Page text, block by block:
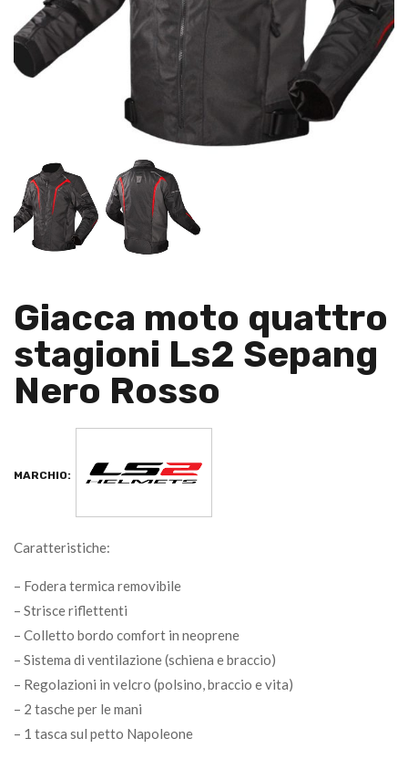
Giacca moto quattro
stagioni Ls2 Sepang
Nero Rosso
MARCHIO:
Caratteristiche:
– Fodera termica removibile
– Strisce riflettenti
– Colletto bordo comfort in neoprene
– Sistema di ventilazione (schiena e braccio)
– Regolazioni in velcro (polsino, braccio e vita)
– 2 tasche per le mani
– 1 tasca sul petto Napoleone